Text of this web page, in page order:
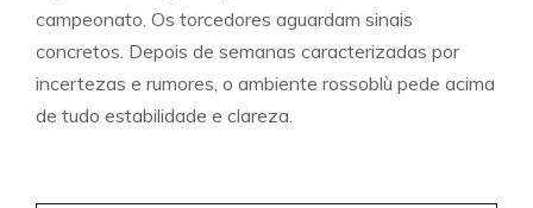
campeonato. Os torcedores aguardam sinais
concretos. Depois de semanas caracterizadas por
incertezas e rumores, o ambiente rossoblù pede acima
de tudo estabilidade e clareza.